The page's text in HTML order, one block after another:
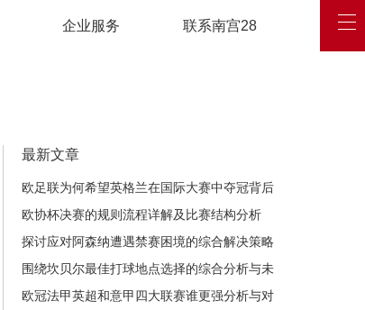
企业服务 联系南宫28
最新文章
欧足联为何希望英格兰在国际大赛中夺冠背后
的深层原因解析
欧协杯决赛的规则流程详解及比赛结构分析
探讨应对阿森纳遭遇禁赛困境的综合解决策略
思路与未来展望发展路径
围绕坎贝尔最佳打球地点选择的综合分析与未
来发展前景深度探讨全
欧冠法甲英超和意甲四大联赛谁更强分析与对